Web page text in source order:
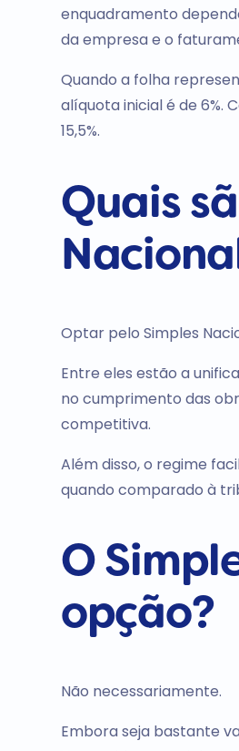
enquadramento
da empresa e o
Quando a folha
alíquota inicial é de 6%.
15,5%.
Quais
Optar pelo Simples
Entre eles estão a
no cumprimento das
competitiva.
Além disso, o regime
quando comparado à
O
opção?
Não necessariamente.
Embora seja bastante